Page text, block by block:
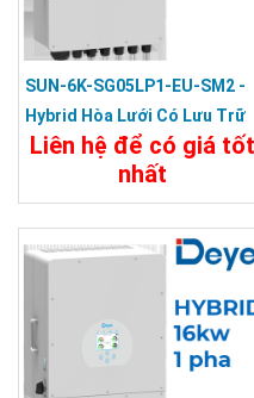
SUN-6K-SG05LP1-EU-SM2 -
Hybrid Hòa Lưới Có Lưu Trữ
DEYE 6KW 1 Pha
Liên hệ để có giá tốt
nhất